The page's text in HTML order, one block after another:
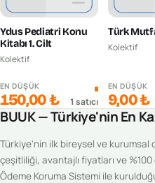
Ydus Pediatri Konu
Kitabı 1. Cilt
Kolektif
EN DÜŞÜK
150,00 ₺ 1 satıcı
Türk
Kolektif
EN DÜŞÜK
9,00 ₺
BUUK — Türkiye'nin En
Türkiye'nin ilk bireysel ve kurumsal
çeşitliliği, avantajlı fiyatları ve
Ödeme Koruma Sistemi ile